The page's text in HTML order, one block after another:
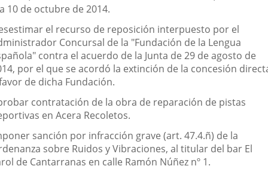
10 de octubre de 2014.
el recurso de reposición interpuesto por el
Concursal de la "Fundación de la Lengua
contra el acuerdo de la Junta de 29 de agosto de
por el que se acordó la extinción de la concesión
de dicha Fundación.
contratación de la obra de reparación de pistas
en Acera Recoletos.
sanción por infracción grave (art. 47.4.ñ) de la
sobre Ruidos y Vibraciones, al titular del bar El
de Cantarranas en calle Ramón Núñez nº 1.